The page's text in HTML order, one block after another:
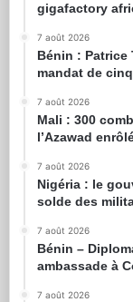
gigafactory
7 août 2026
Bénin : Patrice
mandat de
7 août 2026
Mali : 300
l’Azawad
7 août 2026
Nigéria : le
solde des
7 août 2026
Bénin –
ambassade à
7 août 2026